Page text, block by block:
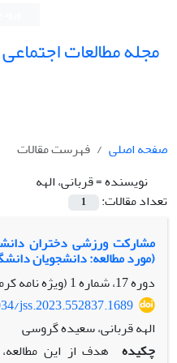
مجله مطالعات
صفحه اصلی
فهرست مقالات
نویسنده =قربانی، الهه
تعداد مقالات:
1
مشارکت ورزشی دختران
(مورد مطالعه: دانشجویان
دوره 17، شماره 1 (ویژه نامه کرمان)، بهار 1402، صفحه
jss.2023.552837.1689
الهه قربانی، سعیده گروسی
چکیده هدف از این